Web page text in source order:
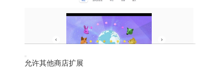
允许其他商店扩展